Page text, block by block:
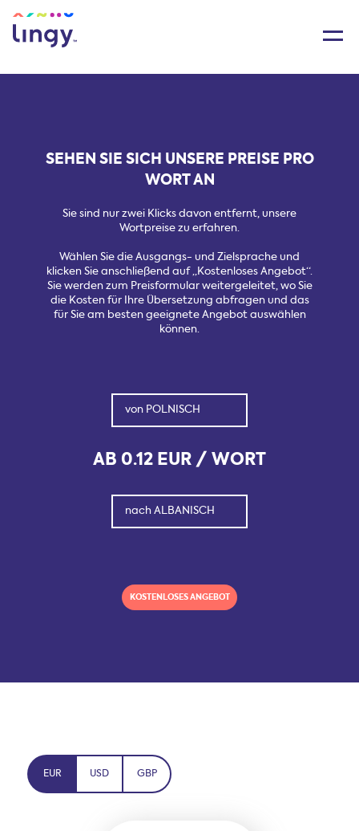
SEHEN SIE SICH UNSERE PREISE PRO
WORT AN
Sie sind nur zwei Klicks davon entfernt, unsere
Wortpreise zu erfahren.
Wählen Sie die Ausgangs- und Zielsprache und
klicken Sie anschließend auf „Kostenloses Angebot“.
Sie werden zum Preisformular weitergeleitet, wo Sie
die Kosten für Ihre Übersetzung abfragen und das
für Sie am besten geeignete Angebot auswählen
können.
von POLNISCH
AB 0.12 EUR / WORT
nach ALBANISCH
KOSTENLOSES ANGEBOT
EUR USD GBP